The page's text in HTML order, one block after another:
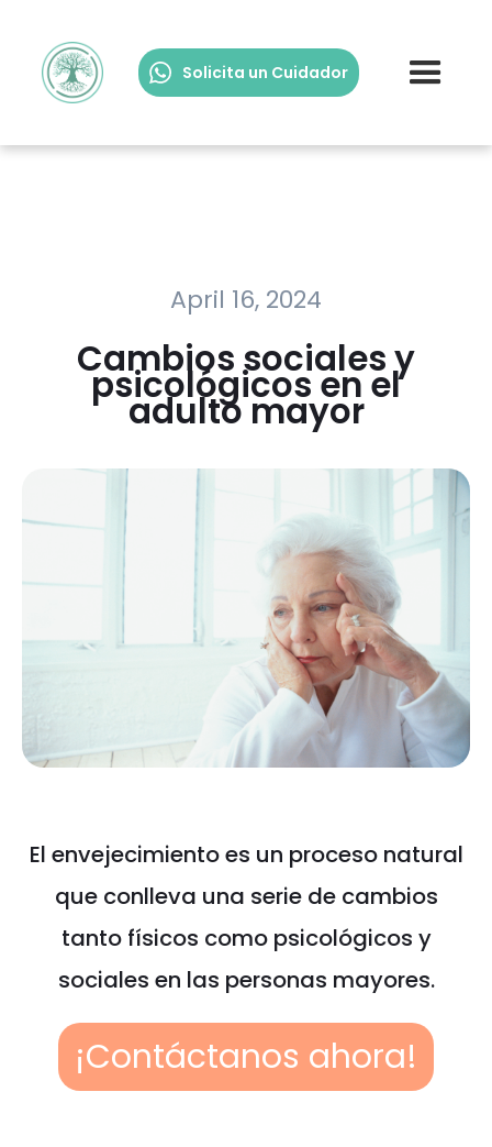
Solicita un Cuidador
April 16, 2024
Cambios sociales y
psicológicos en el
adulto mayor
El envejecimiento es un proceso natural
que conlleva una serie de cambios
tanto físicos como psicológicos y
sociales en las personas mayores.
¡Contáctanos ahora!